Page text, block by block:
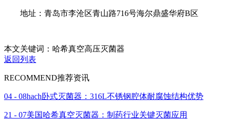
地址：青岛市李沧区青山路716号海尔鼎盛华府B区
本文关键词：哈希真空高压灭菌器
返回列表
RECOMMEND推荐资讯
04 - 08hach卧式灭菌器：316L不锈钢腔体耐腐蚀结构优势
21 - 07美国哈希真空灭菌器：制药行业关键灭菌应用